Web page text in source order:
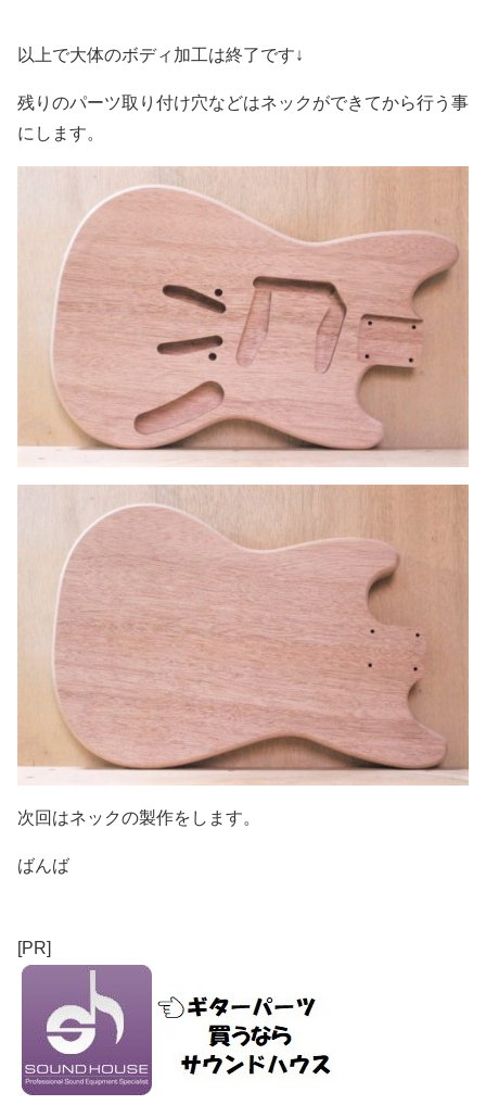
以上で大体のボディ加工は終了です↓
残りのパーツ取り付け穴などはネックができてから行う事
にします。
次回はネックの製作をします。
ばんば
[PR]